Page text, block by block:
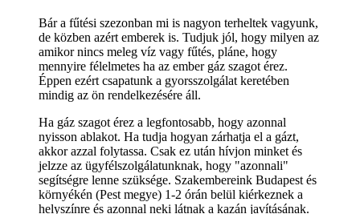
Bár a fűtési szezonban mi is nagyon terheltek vagyunk,
de közben azért emberek is. Tudjuk jól, hogy milyen az
amikor nincs meleg víz vagy fűtés, pláne, hogy
mennyire félelmetes ha az ember gáz szagot érez.
Éppen ezért csapatunk a gyorsszolgálat keretében
mindig az ön rendelkezésére áll.
Ha gáz szagot érez a legfontosabb, hogy azonnal
nyisson ablakot. Ha tudja hogyan zárhatja el a gázt,
akkor azzal folytassa. Csak ez után hívjon minket és
jelzze az ügyfélszolgálatunknak, hogy "azonnali"
segítségre lenne szüksége. Szakembereink Budapest és
környékén (Pest megye) 1-2 órán belül kiérkeznek a
helyszínre és azonnal neki látnak a kazán javításának.